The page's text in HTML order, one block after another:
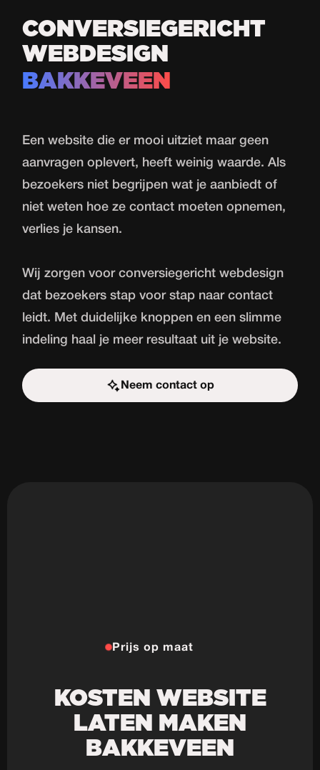
CONVERSIEGERICHT
WEBDESIGN
BAKKEVEEN
Een website die er mooi uitziet maar geen
aanvragen oplevert, heeft weinig waarde. Als
bezoekers niet begrijpen wat je aanbiedt of
niet weten hoe ze contact moeten opnemen,
verlies je kansen.
Wij zorgen voor conversiegericht webdesign
dat bezoekers stap voor stap naar contact
leidt. Met duidelijke knoppen en een slimme
indeling haal je meer resultaat uit je website.
Neem contact op
Start de uitdaging
Prijs op maat
KOSTEN WEBSITE
LATEN MAKEN
BAKKEVEEN